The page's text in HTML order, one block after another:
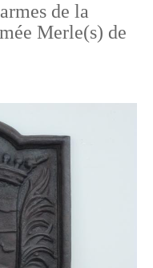
de la
Merle(s) de